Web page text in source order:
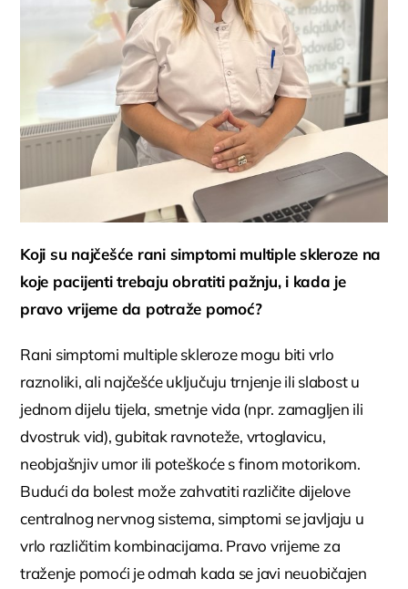
Koji su najčešće rani simptomi multiple skleroze na
koje pacijenti trebaju obratiti pažnju, i kada je
pravo vrijeme da potraže pomoć?
Rani simptomi multiple skleroze mogu biti vrlo
raznoliki, ali najčešće uključuju trnjenje ili slabost u
jednom dijelu tijela, smetnje vida (npr. zamagljen ili
dvostruk vid), gubitak ravnoteže, vrtoglavicu,
neobjašnjiv umor ili poteškoće s finom motorikom.
Budući da bolest može zahvatiti različite dijelove
centralnog nervnog sistema, simptomi se javljaju u
vrlo različitim kombinacijama. Pravo vrijeme za
traženje pomoći je odmah kada se javi neuobičajen